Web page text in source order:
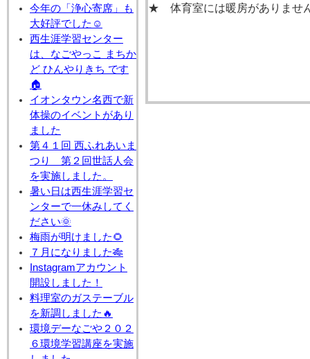
今年の「浄心寄席」も
大好評でした☺
西生涯学習センター
は、なごやっこ まちか
ど ひんやりきち です
🏠
イオンタウン名西で新
体操のイベントがあり
ました
第４１回 西ふれあいま
つり 第２回世話人会
を実施しました。
暑い日は西生涯学習セ
ンターで一休みしてく
ださい🌞
梅雨が明けました🌻
７月になりました🎋
Instagramアカウント
開設しました！
料理室のガステーブル
を新調しました🔥
環境デーなごや２０２
６環境学習講座を実施
★ 体育室には暖房がありませ